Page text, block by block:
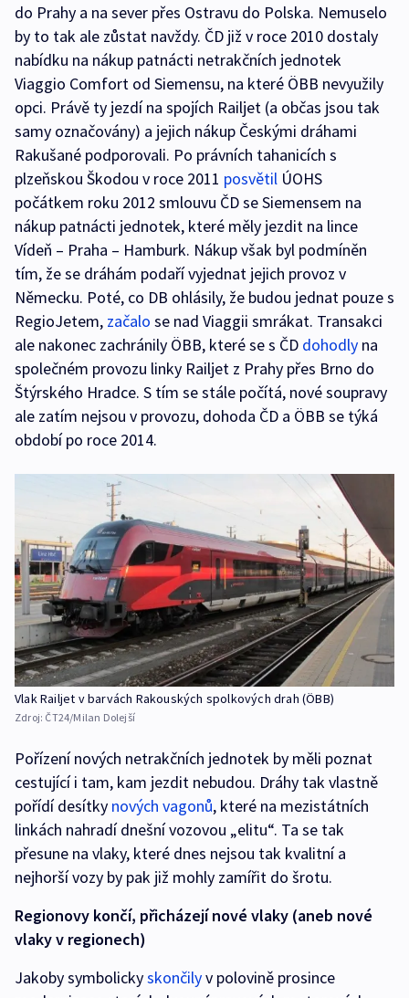
do Prahy a na sever přes Ostravu do Polska. Nemuselo
by to tak ale zůstat navždy. ČD již v roce 2010 dostaly
nabídku na nákup patnácti netrakčních jednotek
Viaggio Comfort od Siemensu, na které ÖBB nevyužily
opci. Právě ty jezdí na spojích Railjet (a občas jsou tak
samy označovány) a jejich nákup Českými dráhami
Rakušané podporovali. Po právních tahanicích s
plzeňskou Škodou v roce 2011 posvětil ÚOHS
počátkem roku 2012 smlouvu ČD se Siemensem na
nákup patnácti jednotek, které měly jezdit na lince
Vídeň – Praha – Hamburk. Nákup však byl podmíněn
tím, že se dráhám podaří vyjednat jejich provoz v
Německu. Poté, co DB ohlásily, že budou jednat pouze s
RegioJetem, začalo se nad Viaggii smrákat. Transakci
ale nakonec zachránily ÖBB, které se s ČD dohodly na
společném provozu linky Railjet z Prahy přes Brno do
Štýrského Hradce. S tím se stále počítá, nové soupravy
ale zatím nejsou v provozu, dohoda ČD a ÖBB se týká
období po roce 2014.
Vlak Railjet v barvách Rakouských spolkových drah (ÖBB)
Zdroj: ČT24/Milan Dolejší
Pořízení nových netrakčních jednotek by měli poznat
cestující i tam, kam jezdit nebudou. Dráhy tak vlastně
pořídí desítky nových vagonů, které na mezistátních
linkách nahradí dnešní vozovou „elitu“. Ta se tak
přesune na vlaky, které dnes nejsou tak kvalitní a
nejhorší vozy by pak již mohly zamířit do šrotu.
Regionovy končí, přicházejí nové vlaky (aneb nové
vlaky v regionech)
Jakoby symbolickyskončilyv polovině prosince